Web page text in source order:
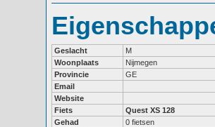
Geslacht
M
Woonplaats
Nijmegen
Provincie
GE
Email
Website
Fiets
Quest XS 128
Gehad
0 fietsen